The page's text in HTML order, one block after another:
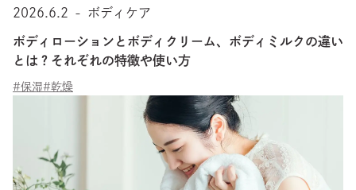
2026.6.2 - ボディケア
ボディローションとボディクリーム、ボディミルクの違い
とは？それぞれの特徴や使い方
#保湿#乾燥